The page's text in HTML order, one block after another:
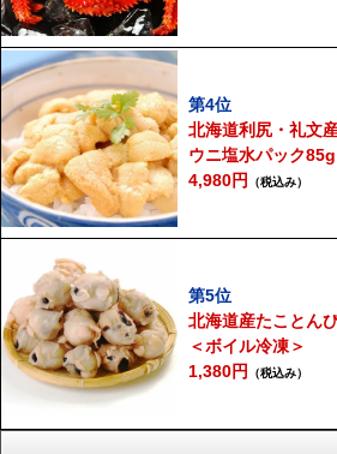
第4位
北海道利尻・礼文
ウニ塩水パック85g
4,980円
（税込み）
第5位
北海道産たことん
＜ボイル冷凍＞
1,380円
（税込み）